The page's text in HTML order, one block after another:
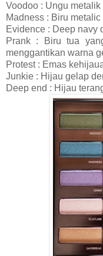
Voodoo : Ungu
Madness : Biru
Evidence : Deep navy
Prank : Biru tua
menggantikan warna
Protest : Emas
Junkie : Hijau gelap
Deep end : Hijau